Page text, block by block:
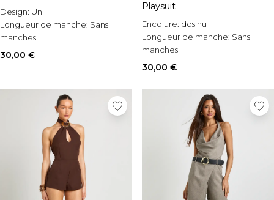
Design: Uni
Longueur de manche: Sans
manches
Occasion:
30,00 €
Playsuit
Encolure: dos nu
Longueur de manche: Sans
manches
Style:Combishort ample
30,00 €